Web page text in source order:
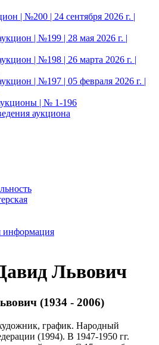
| №200 | 24 сентября 2026 г. |
| №199 | 28 мая 2026 г. |
| №198 | 26 марта 2026 г. |
| №197 | 05 февраля 2026 г. |
| № 1-196
аукциона
информация
Львович
(1934 - 2006)
график. Народный
(1994). В 1947-1950 гг.